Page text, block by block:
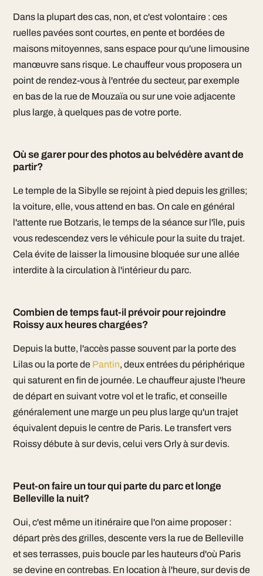
Dans la plupart des cas, non, et c'est volontaire : ces
ruelles pavées sont courtes, en pente et bordées de
maisons mitoyennes, sans espace pour qu'une limousine
manœuvre sans risque. Le chauffeur vous proposera un
point de rendez-vous à l'entrée du secteur, par exemple
en bas de la rue de Mouzaïa ou sur une voie adjacente
plus large, à quelques pas de votre porte.
Où se garer pour des photos au belvédère avant de
partir?
Le temple de la Sibylle se rejoint à pied depuis les grilles;
la voiture, elle, vous attend en bas. On cale en général
l'attente rue Botzaris, le temps de la séance sur l'île, puis
vous redescendez vers le véhicule pour la suite du trajet.
Cela évite de laisser la limousine bloquée sur une allée
interdite à la circulation à l'intérieur du parc.
Combien de temps faut-il prévoir pour rejoindre
Roissy aux heures chargées?
Depuis la butte, l'accès passe souvent par la porte des
Lilas ou la porte de Pantin, deux entrées du périphérique
qui saturent en fin de journée. Le chauffeur ajuste l'heure
de départ en suivant votre vol et le trafic, et conseille
généralement une marge un peu plus large qu'un trajet
équivalent depuis le centre de Paris. Le transfert vers
Roissy débute à sur devis, celui vers Orly à sur devis.
Peut-on faire un tour qui parte du parc et longe
Belleville la nuit?
Oui, c'est même un itinéraire que l'on aime proposer :
départ près des grilles, descente vers la rue de Belleville
et ses terrasses, puis boucle par les hauteurs d'où Paris
se devine en contrebas. En location à l'heure, sur devis de